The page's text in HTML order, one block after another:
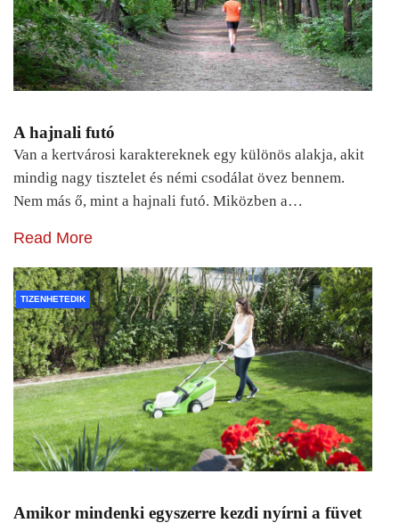
A hajnali futó
Van a kertvárosi karaktereknek egy különös alakja, akit
mindig nagy tisztelet és némi csodálat övez bennem.
Nem más ő, mint a hajnali futó. Miközben a…
Read More
TIZENHETEDIK
Amikor mindenki egyszerre kezdi nyírni a füvet